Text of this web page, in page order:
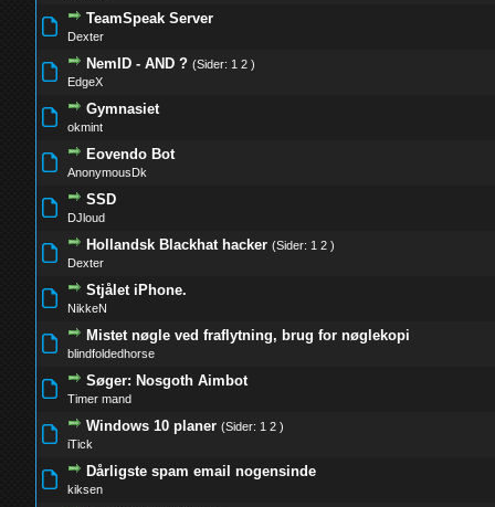
TeamSpeak Server
Dexter
0 Stemmer - 0 ud af 5 i gennemsnit
12
NemID - AND ? (Sider: 1 2 )
EdgeX
0 Stemmer - 0 ud af 5 i gennemsnit
123 4 5
Gymnasiet
okmint
0 Stemmer - 0 ud af 5 i gennemsnit
Eovendo Bot
AnonymousDk
0 Stemmer - 0 ud af 5 i gennemsnit
SSD
DJloud
0 Stemmer - 0 ud af 5 i gennemsnit
Hollandsk Blackhat hacker (Sider: 1 2 )
Dexter
0 Stemmer - 0 ud af 5 i gennemsnit
12 345
Stjålet iPhone.
NikkeN
0 Stemmer - 0 ud af 5 i gennemsnit
Mistet nøgle ved fraflytning, brug for nøglekopi
blindfoldedhorse
0 Stemmer - 0 ud af 5 i gennemsnit
12345
Søger: Nosgoth Aimbot
Timer mand
0 Stemmer - 0 ud af 5 i gennemsnit
12 345
Windows 10 planer (Sider: 1 2 )
iTick
0 Stemmer - 0 ud af 5 i gennemsnit
12 345
Dårligste spam email nogensinde
kiksen
0 Stemmer - 0 ud af 5 i gennemsnit
1234 5